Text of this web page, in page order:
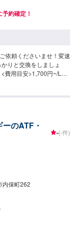
約確定！
依頼くださいませ！変速
りと交換をしましょ
費用目安>1,700円~/L工
のATF・
-(-件)
内保町262